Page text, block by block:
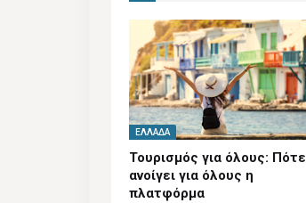
ΕΛΛΆΔΑ
Τουρισμός για όλους: Πότε
ανοίγει για όλους η
πλατφόρμα